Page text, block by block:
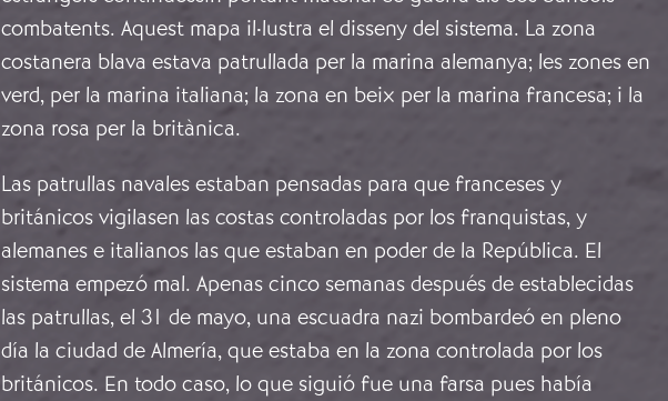
combatents. Aquest mapa il·lustra el disseny del sistema. La zona
costanera blava estava patrullada per la marina alemanya; les zones en
verd, per la marina italiana; la zona en beix per la marina francesa; i la
zona rosa per la britànica.
Las patrullas navales estaban pensadas para que franceses y
británicos vigilasen las costas controladas por los franquistas, y
alemanes e italianos las que estaban en poder de la República. El
sistema empezó mal. Apenas cinco semanas después de establecidas
las patrullas, el 31 de mayo, una escuadra nazi bombardeó en pleno
día la ciudad de Almería, que estaba en la zona controlada por los
británicos. En todo caso, lo que siguió fue una farsa pues había